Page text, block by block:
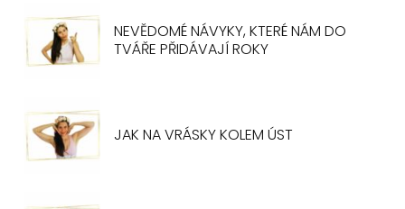
NEVĚDOMÉ NÁVYKY, KTERÉ NÁM DO
TVÁŘE PŘIDÁVAJÍ ROKY
JAK NA VRÁSKY KOLEM ÚST